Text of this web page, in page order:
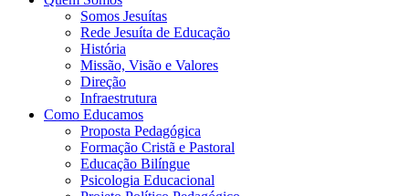
Somos Jesuítas
Rede Jesuíta de Educação
História
Missão, Visão e Valores
Direção
Infraestrutura
Como Educamos
Proposta Pedagógica
Formação Cristã e Pastoral
Educação Bilíngue
Psicologia Educacional